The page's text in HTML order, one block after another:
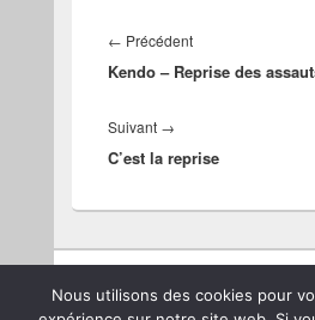
de
l’article
← PrécédentArticle
précédent :
Kendo – Reprise des
Suivant →Article
suivant :
C’est la reprise
Nous utilisons des cookies pour